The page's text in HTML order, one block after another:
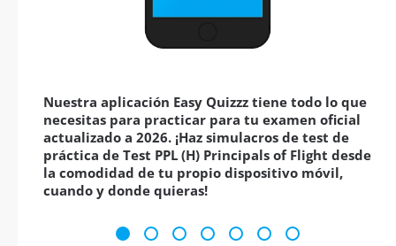
Nuestra aplicación Easy Quizzz tiene todo lo que
necesitas para practicar para tu examen oficial
actualizado a 2026. ¡Haz simulacros de test de
práctica de Test PPL (H) Principals of Flight desde
la comodidad de tu propio dispositivo móvil,
cuando y donde quieras!